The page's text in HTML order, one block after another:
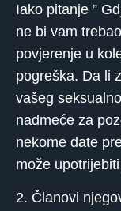
Iako pitanje ”
ne bi vam
povjerenje u
pogreška. Da li
vašeg
nadmeće za
nekome date
može
2. Članovi